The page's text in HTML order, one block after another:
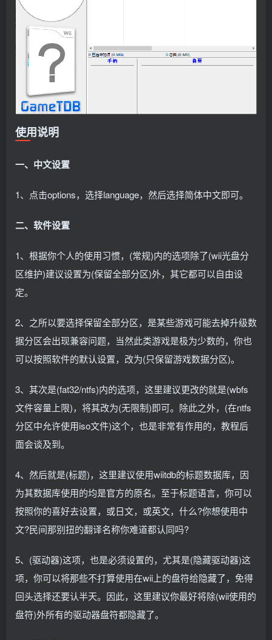
使用说明
一、中文设置
1、点击options，选择language，然后选择简体中文即可。
二、软件设置
1、根据你个人的使用习惯，(常规)内的选项除了(wii光盘分
区维护)建议设置为(保留全部分区)外，其它都可以自由设
定。
2、之所以要选择保留全部分区，是某些游戏可能去掉升级数
据分区会出现兼容问题，当然此类游戏是极为少数的，你也
可以按照软件的默认设置，改为(只保留游戏数据分区)。
3、其次是(fat32/ntfs)内的选项，这里建议更改的就是(wbfs
文件容量上限)，将其改为(无限制)即可。除此之外，(在ntfs
分区中允许使用iso文件)这个，也是非常有作用的，教程后
面会谈及到。
4、然后就是(标题)，这里建议使用wiitdb的标题数据库，因
为其数据库使用的均是官方的原名。至于标题语言，你可以
按照你的喜好去设置，或日文，或英文，什么?你想使用中
文?民间那别扭的翻译名称你难道都认同吗?
5、(驱动器)这项，也是必须设置的，尤其是(隐藏驱动器)这
项，你可以将那些不打算使用在wii上的盘符给隐藏了，免得
回头选择还要认半天。因此，这里建议你最好将除(wii使用的
盘符)外所有的驱动器盘符都隐藏了。